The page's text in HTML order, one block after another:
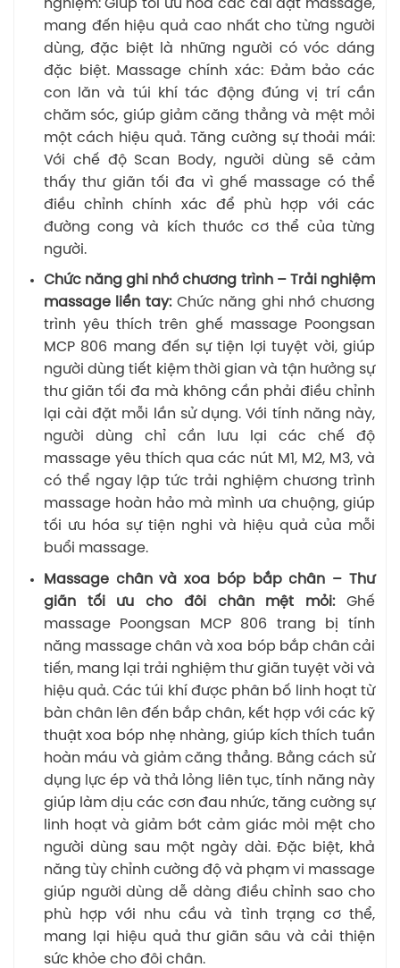
nghiệm: Giúp tối ưu hóa các cài đặt massage,
mang đến hiệu quả cao nhất cho từng người
dùng, đặc biệt là những người có vóc dáng
đặc biệt. Massage chính xác: Đảm bảo các
con lăn và túi khí tác động đúng vị trí cần
chăm sóc, giúp giảm căng thẳng và mệt mỏi
một cách hiệu quả. Tăng cường sự thoải mái:
Với chế độ Scan Body, người dùng sẽ cảm
thấy thư giãn tối đa vì ghế massage có thể
điều chỉnh chính xác để phù hợp với các
đường cong và kích thước cơ thể của từng
người.
Chức năng ghi nhớ chương trình – Trải nghiệm
massage liền tay: Chức năng ghi nhớ chương
trình yêu thích trên ghế massage Poongsan
MCP 806 mang đến sự tiện lợi tuyệt vời, giúp
người dùng tiết kiệm thời gian và tận hưởng sự
thư giãn tối đa mà không cần phải điều chỉnh
lại cài đặt mỗi lần sử dụng. Với tính năng này,
người dùng chỉ cần lưu lại các chế độ
massage yêu thích qua các nút M1, M2, M3, và
có thể ngay lập tức trải nghiệm chương trình
massage hoàn hảo mà mình ưa chuộng, giúp
tối ưu hóa sự tiện nghi và hiệu quả của mỗi
buổi massage.
Massage chân và xoa bóp bắp chân – Thư
giãn tối ưu cho đôi chân mệt mỏi: Ghế
massage Poongsan MCP 806 trang bị tính
năng massage chân và xoa bóp bắp chân cải
tiến, mang lại trải nghiệm thư giãn tuyệt vời và
hiệu quả. Các túi khí được phân bố linh hoạt từ
bàn chân lên đến bắp chân, kết hợp với các kỹ
thuật xoa bóp nhẹ nhàng, giúp kích thích tuần
hoàn máu và giảm căng thẳng. Bằng cách sử
dụng lực ép và thả lỏng liên tục, tính năng này
giúp làm dịu các cơn đau nhức, tăng cường sự
linh hoạt và giảm bớt cảm giác mỏi mệt cho
người dùng sau một ngày dài. Đặc biệt, khả
năng tùy chỉnh cường độ và phạm vi massage
giúp người dùng dễ dàng điều chỉnh sao cho
phù hợp với nhu cầu và tình trạng cơ thể,
mang lại hiệu quả thư giãn sâu và cải thiện
sức khỏe cho đôi chân.